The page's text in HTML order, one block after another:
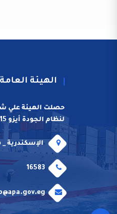
الهيئة
حصلت الهيئة علي
لنظام الجودة أيزو 9001:2015
الإسكندرية
16583